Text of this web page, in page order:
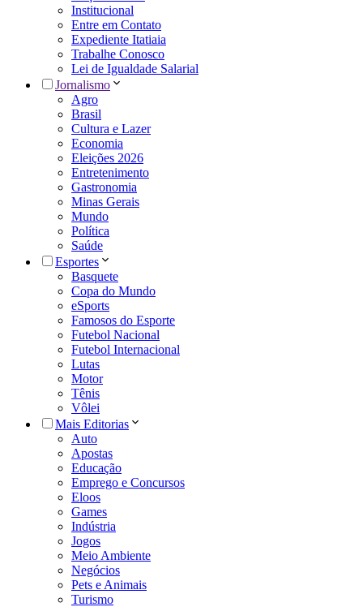
Institucional
Entre em Contato
Expediente Itatiaia
Trabalhe Conosco
Lei de Igualdade Salarial
Jornalismo
Agro
Brasil
Cultura e Lazer
Economia
Eleições 2026
Entretenimento
Gastronomia
Minas Gerais
Mundo
Política
Saúde
Esportes
Basquete
Copa do Mundo
eSports
Famosos do Esporte
Futebol Nacional
Futebol Internacional
Lutas
Motor
Tênis
Vôlei
Mais Editorias
Auto
Apostas
Educação
Emprego e Concursos
Eloos
Games
Indústria
Jogos
Meio Ambiente
Negócios
Pets e Animais
Turismo